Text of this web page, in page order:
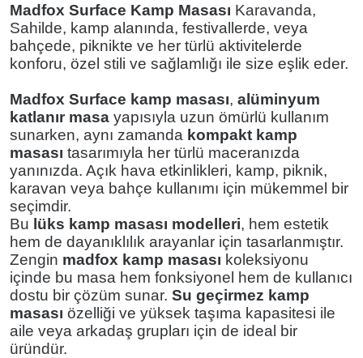
Madfox Surface Kamp Masası Karavanda,
Sahilde, kamp alanında, festivallerde, veya
bahçede, piknikte ve her türlü aktivitelerde
konforu, özel stili ve sağlamlığı ile size eşlik eder.
Madfox Surface kamp masası, alüminyum
katlanır masa yapısıyla uzun ömürlü kullanım
sunarken, aynı zamanda kompakt kamp
masası tasarımıyla her türlü maceranızda
yanınızda. Açık hava etkinlikleri, kamp, piknik,
karavan veya bahçe kullanımı için mükemmel bir
seçimdir.
Bu lüks kamp masası modelleri, hem estetik
hem de dayanıklılık arayanlar için tasarlanmıştır.
Zengin madfox kamp masası koleksiyonu
içinde bu masa hem fonksiyonel hem de kullanıcı
dostu bir çözüm sunar. Su geçirmez kamp
masası özelliği ve yüksek taşıma kapasitesi ile
aile veya arkadaş grupları için de ideal bir
üründür.